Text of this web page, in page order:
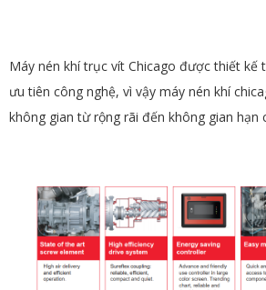
Máy nén khí trục vít Chicago được thiết kế
ưu tiên công nghệ, vì vậy máy nén khí
không gian từ rộng rãi đến không gian hạn